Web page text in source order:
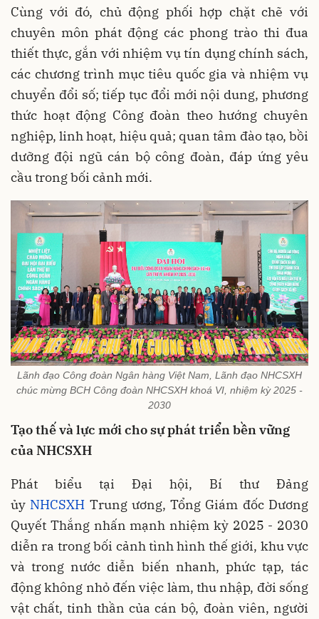
Cùng với đó, chủ động phối hợp chặt chẽ với
chuyên môn phát động các phong trào thi đua
thiết thực, gắn với nhiệm vụ tín dụng chính sách,
các chương trình mục tiêu quốc gia và nhiệm vụ
chuyển đổi số; tiếp tục đổi mới nội dung, phương
thức hoạt động Công đoàn theo hướng chuyên
nghiệp, linh hoạt, hiệu quả; quan tâm đào tạo, bồi
dưỡng đội ngũ cán bộ công đoàn, đáp ứng yêu
cầu trong bối cảnh mới.
Lãnh đạo Công đoàn Ngân hàng Việt Nam, Lãnh đạo NHCSXH
chúc mừng BCH Công đoàn NHCSXH khoá VI, nhiệm kỳ 2025 -
2030
Tạo thế và lực mới cho sự phát triển bền vững
của NHCSXH
Phát biểu tại Đại hội, Bí thư Đảng
ủy NHCSXH Trung ương, Tổng Giám đốc Dương
Quyết Thắng nhấn mạnh nhiệm kỳ 2025 - 2030
diễn ra trong bối cảnh tình hình thế giới, khu vực
và trong nước diễn biến nhanh, phức tạp, tác
động không nhỏ đến việc làm, thu nhập, đời sống
vật chất, tinh thần của cán bộ, đoàn viên, người